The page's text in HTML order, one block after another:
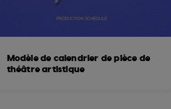
Modèle de calendrier de pièce de
théâtre artistique